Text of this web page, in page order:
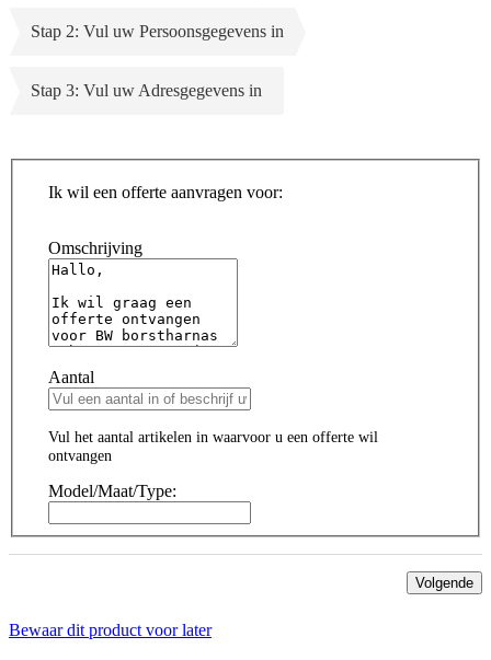
Stap 2: Vul uw Persoonsgegevens in
Stap 3: Vul uw Adresgegevens in
Ik wil een offerte aanvragen voor:
Omschrijving
Aantal
Vul het aantal artikelen in waarvoor u een offerte wil
ontvangen
Model/Maat/Type:
Volgende
Bewaar dit product voor later